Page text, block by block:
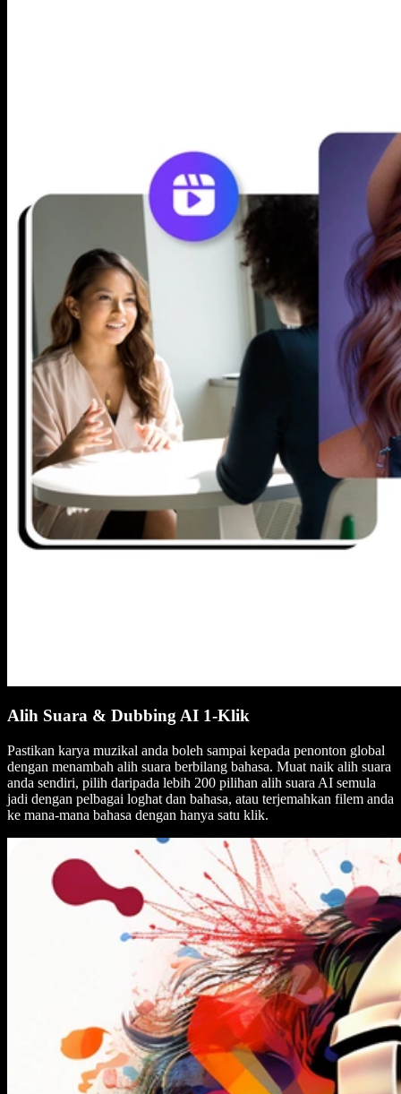
Alih Suara & Dubbing AI 1-Klik
Pastikan karya muzikal anda boleh sampai kepada penonton global
dengan menambah alih suara berbilang bahasa. Muat naik alih suara
anda sendiri, pilih daripada lebih 200 pilihan alih suara AI semula
jadi dengan pelbagai loghat dan bahasa, atau terjemahkan filem anda
ke mana-mana bahasa dengan hanya satu klik.